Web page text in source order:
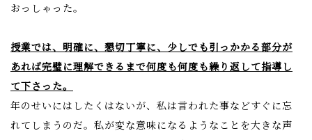
おっしゃった。
授業では、明確に、懇切丁寧に、少しでも引っかかる部分が
あれば完璧に理解できるまで何度も何度も繰り返して指導し
て下さった。
年のせいにはしたくはないが、私は言われた事などすぐに忘
れてしまうのだ。私が変な意味になるようなことを大きな声